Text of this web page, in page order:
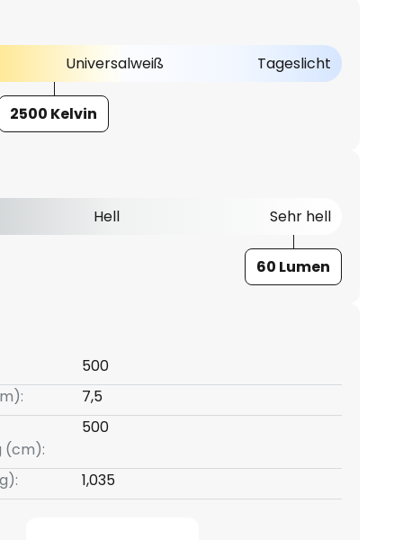
Universalweiß Tageslicht
2500 Kelvin
Hell Sehr hell
60 Lumen
500
7,5
(cm):
500
1,035